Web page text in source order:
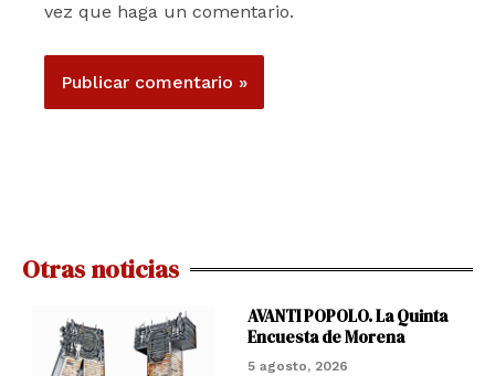
vez que haga un comentario.
Otras noticias
AVANTI POPOLO. La Quinta
Encuesta de Morena
5 agosto, 2026